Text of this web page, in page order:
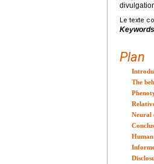
Le texte
Plan
The
Neural